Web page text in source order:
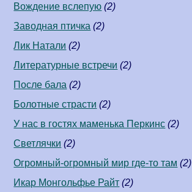
Вождение вслепую (2)
Заводная птичка (2)
Лик Натали (2)
Литературные встречи (2)
После бала (2)
Болотные страсти (2)
У нас в гостях маменька Перкинс (2)
Светлячки (2)
Огромный-огромный мир где-то там (2)
Икар Монгольфье Райт (2)